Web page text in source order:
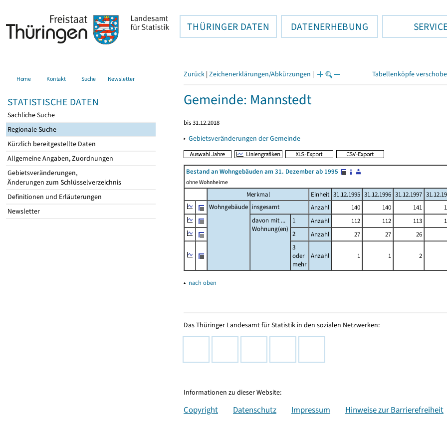
THÜRINGER DATEN DATENERHEBUNG
Home Kontakt Suche Newsletter
STATISTISCHE DATEN
Sachliche Suche
Regionale Suche
Kürzlich bereitgestellte Daten
Allgemeine Angaben, Zuordnungen
Gebietsveränderungen,
Änderungen zum Schlüsselverzeichnis
Definitionen und Erläuterungen
Newsletter
Zurück | Zeichenerklärungen/Abkürzungen | Tabellenköpfe
Gemeinde: Mannstedt
bis 31.12.2018
▸ Gebietsveränderungen der Gemeinde
Bestand an Wohngebäuden am 31. Dezember ab 1995
ohne Wohnheime
Merkmal Einheit 31.12.1995 31.12.1996 31.12.1997
Wohngebäude insgesamt Anzahl 140 140 141
davon mit ...
Wohnung(en)
1 Anzahl 112 112 113
2
Anzahl 27 27 26
3
oder
mehr
Anzahl 1 1 2
▴ nach oben
Das Thüringer Landesamt für Statistik in den sozialen Netzwerken:
Informationen zu dieser Website:
Copyright Datenschutz Impressum Hinweise zur Barrierefreiheit